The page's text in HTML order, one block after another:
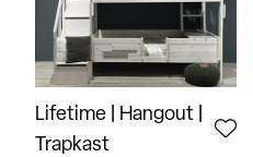
Lifetime | Hangout |
Trapkast